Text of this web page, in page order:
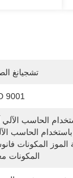
تشجيانغ
9001
المكونات